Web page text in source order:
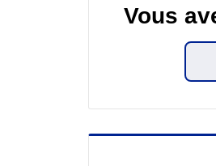
Vous